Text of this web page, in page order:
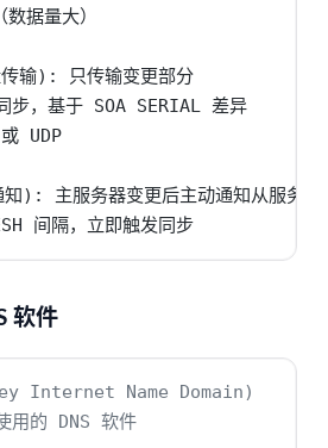
据量大）
输): 只传输变更部分
步，基于 SOA SERIAL 差异
UDP
主服务器变更后主动通知从服务器
间隔，立即触发同步
软件
Internet Name Domain)
用的 DNS 软件